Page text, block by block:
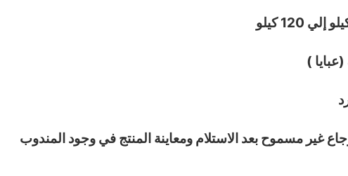
)
غير مسموح بعد الاستلام ومعاينة المنتج في وجود المندوب